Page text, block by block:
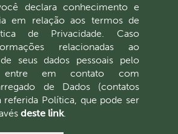
declara conhecimento e
em relação aos termos de
de Privacidade. Caso
relacionadas ao
seus dados pessoais pelo
entre em contato com
de Dados (contatos
referida Política, que pode ser
deste link.